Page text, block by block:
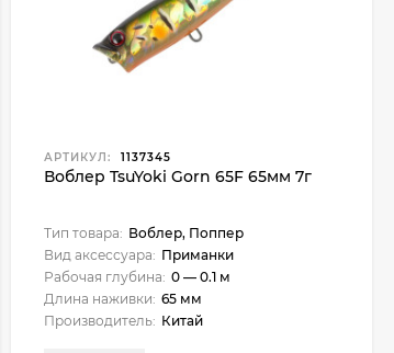
АРТИКУЛ: 1137345
Воблер TsuYoki Gorn 65F 65мм 7г
Тип товара: Воблер, Поппер
Вид аксессуара: Приманки
Рабочая глубина: 0 — 0.1 м
Длина наживки: 65 мм
Производитель: Китай